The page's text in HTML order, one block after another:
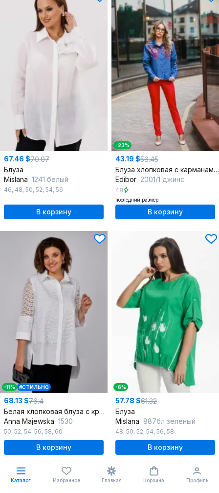
67.46 $70.07
Блуза
Mislana 1241 белый
46, 48, 50, 52, 54, 56
В корзину
-23%
43.19 $56.45
Блуза хлопковая с карманами прямого кроя
Edibor 2001/1 джинс
48
последний размер
В корзину
-11% #СТИЛЬНО
68.13 $76.4
Белая хлопковая блуза с кружевами и выкройкой полуприлегающего силуэта
Anna Majewska 1530
50, 52, 54, 56, 58, 60
В корзину
-6%
57.78 $61.32
Блуза
Mislana 887бл зеленый
48, 50, 52, 54, 56, 58
В корзину
Каталог Избранное Главная Корзина Профиль